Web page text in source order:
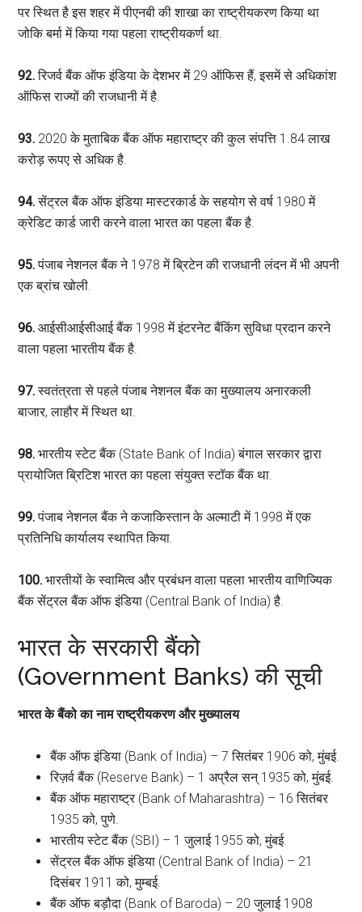
पर स्थित है इस शहर में पीएनबी की शाखा का राष्ट्रीयकरण किया था
जोकि बर्मा में किया गया पहला राष्ट्रीयकर्ण था.
92.रिजर्व बैंक ऑफ इंडिया के देशभर में 29 ऑफिस हैं, इसमें से अधिकांश
ऑफिस राज्‍यों की राजधानी में है.
93. 2020 के मुताबिक बैंक ऑफ महाराष्ट्र की कुल संपत्ति 1.84 लाख
करोड़ रूपए से अधिक है.
94.सेंट्रल बैंक ऑफ इंडिया मास्टरकार्ड के सहयोग से वर्ष 1980 में
क्रेडिट कार्ड जारी करने वाला भारत का पहला बैंक है.
95.पंजाब नेशनल बैंक ने 1978 में ब्रिटेन की राजधानी लंदन में भी अपनी
एक ब्रांच खोली.
96.आईसीआईसीआई बैंक 1998 में इंटरनेट बैंकिंग सुविधा प्रदान करने
वाला पहला भारतीय बैंक है.
97.स्वतंत्रता से पहले पंजाब नेशनल बैंक का मुख्यालय अनारकली
बाजार, लाहौर में स्थित था.
98.भारतीय स्टेट बैंक (State Bank of India) बंगाल सरकार द्वारा
प्रायोजित ब्रिटिश भारत का पहला संयुक्त स्टॉक बैंक था.
99.पंजाब नेशनल बैंक ने कजाकिस्तान के अल्माटी में 1998 में एक
प्रतिनिधि कार्यालय स्थापित किया.
100. भारतीयों के स्वामित्व और प्रबंधन वाला पहला भारतीय वाणिज्यिक
बैंक सेंट्रल बैंक ऑफ इंडिया (Central Bank of India) है.
भारत के सरकारी बैंको
(Government Banks) की सूची
भारत के बैंको का नाम राष्ट्रीयकरण और मुख्यालय
बैंक ऑफ इंडिया (Bank of India) – 7 सितंबर 1906 को, मुंबई.
रिज़र्व बैंक (Reserve Bank) – 1 अप्रैल सन् 1935 को, मुंबई.
बैंक ऑफ महाराष्ट्र (Bank of Maharashtra) – 16 सितंबर
1935 को, पुणे.
भारतीय स्टेट बैंक (SBI) – 1 जुलाई 1955 को, मुंबई.
सेंट्रल बैंक ऑफ इंडिया (Central Bank of India) – 21
दिसंबर 1911 को, मुम्बई.
बैंक ऑफ बड़ौदा (Bank of Baroda) – 20 जुलाई 1908